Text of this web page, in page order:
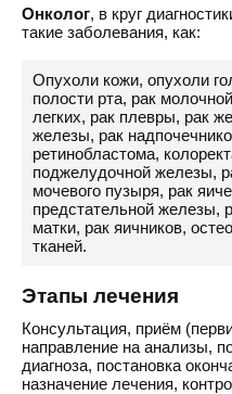
Онколог, в круг
такие заболевания, как:
Опухоли кожи, опухоли
полости рта, рак
легких, рак плевры, рак
железы, рак
ретинобластома,
поджелудочной железы,
мочевого пузыря, рак
предстательной железы,
матки, рак яичников,
тканей.
Этапы лечения
Консультация, приём
направление на анализы,
диагноза, постановка
назначение лечения,